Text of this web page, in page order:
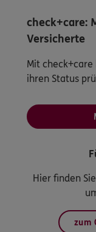
check+care:
Versicherte
Mit
ihren Status
Hier finden
zum